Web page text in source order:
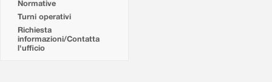
Normative
Turni operativi
Richiesta
informazioni/Contatta
l'ufficio